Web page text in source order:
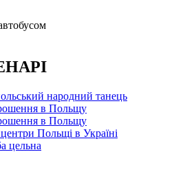
народний танець
в Польщу
в Польщу
центри Польщі в Україні
цельна